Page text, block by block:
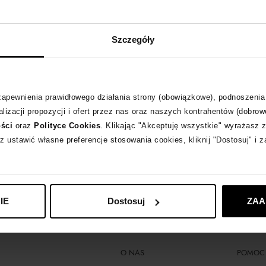
Szczegóły
prawidłowego działania strony (obowiązkowe),
propozycji i ofert przez nas oraz naszych kontrahentów
oraz Polityce Cookies . Klikając "Akceptuję wszystkie" wyrażasz
własne preferencje stosowania cookies, kliknij "Dostosuj" i
Dostosuj
Usuń część filtrów, aby zobaczyć listę produktów.
top modelki Magdaleny Frąckowiak, która nie mogłaby powstać bez
są ręcznie ze złota, przy pomocy najbardziej wykwalifikowanych
to ukłon w stronę elegancji i sensualności kobiety, która ceni najwyższa
O NAS POMOC